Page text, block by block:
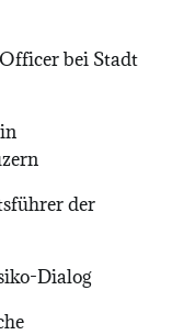
bei Stadt
der
Dialog